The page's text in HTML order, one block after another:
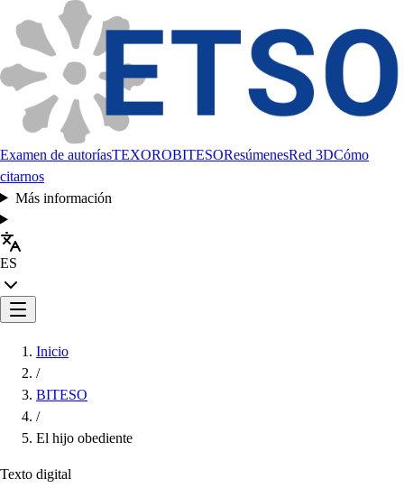
Examen de autoríasTEXOROBITESOResúmenesRed 3DCómo
citarnos
Más información
ES
Inicio
/
BITESO
/
El hijo obediente
Texto digital